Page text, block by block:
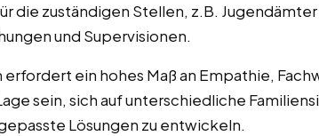
die zuständigen Stellen, z.B. Jugendämter
und Supervisionen.
ein hohes Maß an Empathie,
sein, sich auf unterschiedliche
Lösungen zu entwickeln.